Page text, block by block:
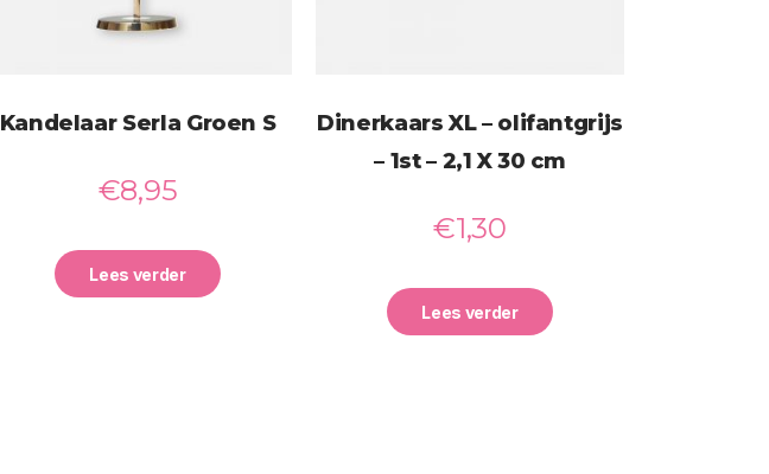
Kandelaar Serla Groen S
€8,95
Lees verder
Dinerkaars XL – olifantgrijs
– 1st – 2,1 X 30 cm
€1,30
Lees verder